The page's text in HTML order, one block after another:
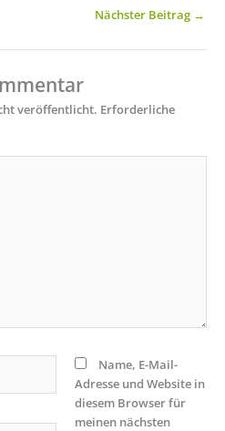
Nächster Beitrag →
veröffentlicht. Erforderliche
Name, E-Mail-
Adresse und Website in
diesem Browser für
meinen nächsten